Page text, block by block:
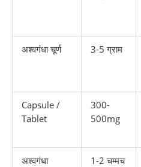
अश्वगंधा चूर्ण 3-5 ग्राम
Capsule /
Tablet
300-
500mg
अश्वगंधा
1-2 चम्मच